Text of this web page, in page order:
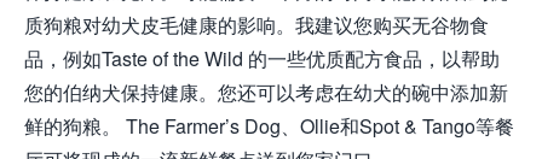
质狗粮对幼犬皮毛健康的影响。我建议您购买无谷物食
品，例如Taste of the Wild 的一些优质配方食品，以帮助
您的伯纳犬保持健康。您还可以考虑在幼犬的碗中添加新
鲜的狗粮。 The Farmer’s Dog、Ollie和Spot & Tango等餐